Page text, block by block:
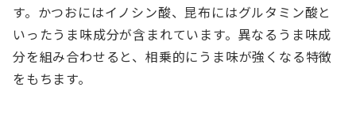
す。かつおにはイノシン酸、昆布にはグルタミン酸と
いったうま味成分が含まれています。異なるうま味成
分を組み合わせると、相乗的にうま味が強くなる特徴
をもちます。